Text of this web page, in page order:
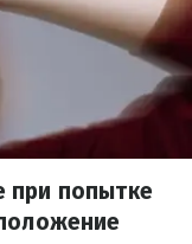
при попытке